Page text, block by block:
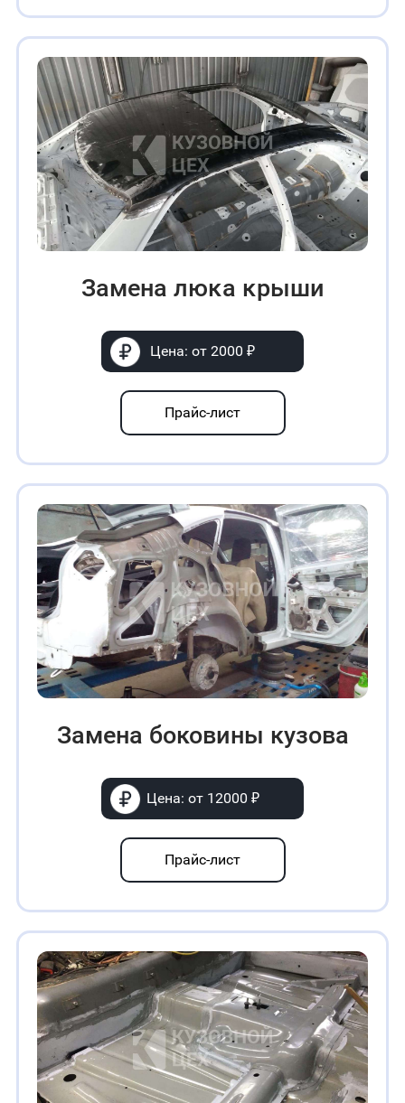
Зaмeнa люĸa ĸpыши
Цена: от 2000 ₽
Прайс-лист
Замена боковины кузова
Цена: от 12000 ₽
Прайс-лист